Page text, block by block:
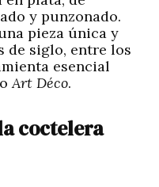
y punzonado.
pieza única y
de siglo, entre los
esencial
Art Déco.
coctelera